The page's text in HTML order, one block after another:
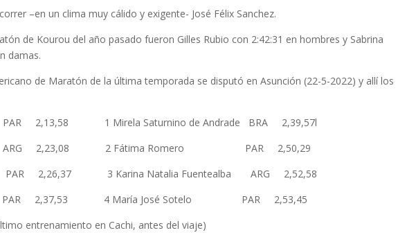
–en un clima muy cálido y exigente- José Félix Sanchez.
Kourou del año pasado fueron Gilles Rubio con 2:42:31 en hombres y Sabrina
damas.
de Maratón de la última temporada se disputó en Asunción (22-5-2022) y allí los
2,13,58 1 Mirela Saturnino de Andrade BRA 2,39,57l
ARG 2,23,08 2 Fátima Romero PAR 2,50,29
PAR 2,26,37 3 Karina Natalia Fuentealba ARG 2,52,58
PAR 2,37,53 4 María José Sotelo PAR 2,53,45
entrenamiento en Cachi, antes del viaje)